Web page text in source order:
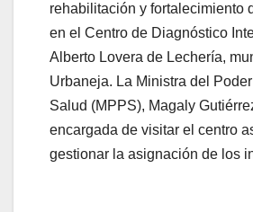
rehabilitación y fortalecimiento
en el Centro de Diagnóstico
Alberto Lovera de Lechería,
Urbaneja. La Ministra del
Salud (MPPS), Magaly
encargada de visitar el centro
gestionar la asignación de los